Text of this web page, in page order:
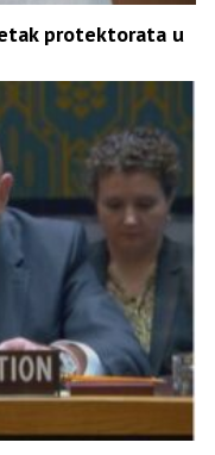
protektorata u